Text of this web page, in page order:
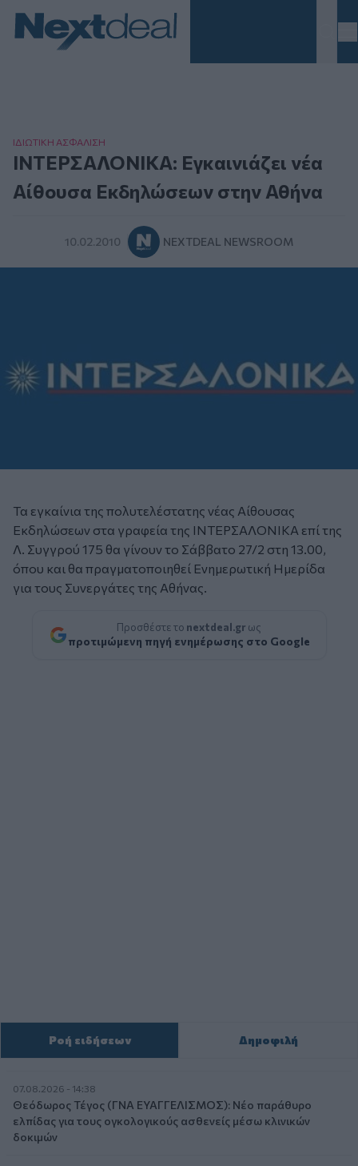
ΙΔΙΩΤΙΚΗ ΑΣΦAΛΙΣΗ
ΙΝΤΕΡΣΑΛΟΝΙΚΑ: Εγκαινιάζει νέα
Αίθουσα Εκδηλώσεων στην Αθήνα
10.02.2010 NEXTDEAL NEWSROOM
Τα εγκαίνια της πολυτελέστατης νέας Αίθουσας
Εκδηλώσεων στα γραφεία της ΙΝΤΕΡΣΑΛΟΝΙΚΑ επί της
Λ. Συγγρού 175 θα γίνουν το Σάββατο 27/2 στη 13.00,
όπου και θα πραγματοποιηθεί Ενημερωτική Ημερίδα
για τους Συνεργάτες της Αθήνας.
Προσθέστε το nextdeal.gr ως
προτιμώμενη πηγή ενημέρωσης στο Google
Ροή ειδήσεων Δημοφιλή
07.08.2026 - 14:38
Θεόδωρος Τέγος (ΓΝΑ ΕΥΑΓΓΕΛΙΣΜΟΣ): Νέο παράθυρο
ελπίδας για τους ογκολογικούς ασθενείς μέσω κλινικών
δοκιμών